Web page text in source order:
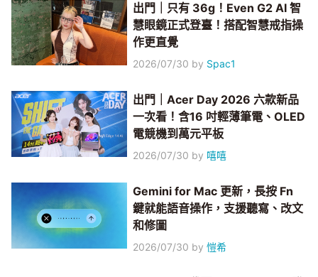
出門｜只有 36g！Even G2 AI 智
慧眼鏡正式登臺！搭配智慧戒指操
作更直覺
2026/07/30 by Spac1
出門｜Acer Day 2026 六款新品
一次看！含16 吋輕薄筆電、OLED
電競機到萬元平板
2026/07/30 by 嘻嘻
Gemini for Mac 更新，長按 Fn
鍵就能語音操作，支援聽寫、改文
和修圖
2026/07/30 by愷希